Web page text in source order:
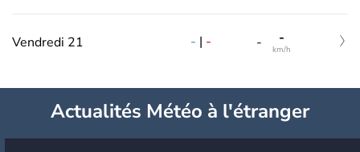
Vendredi 21 - | - - -
km/h
Actualités Météo à l'étranger